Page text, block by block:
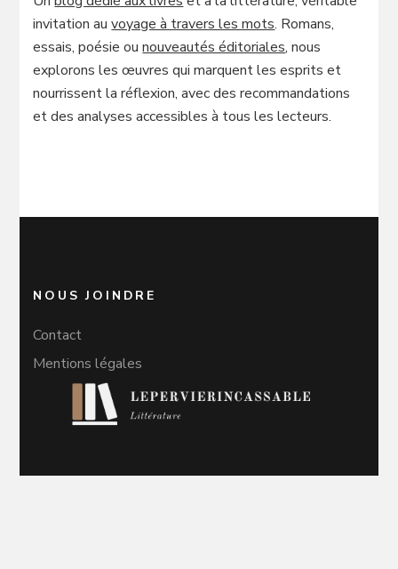
invitation auvoyage à travers les mots. Romans,
essais, poésie ounouveautés éditoriales, nous
explorons les œuvres qui marquent les esprits et
nourrissent la réflexion, avec des recommandations
et des analyses accessibles à tous les lecteurs.
NOUS JOINDRE
Contact
Mentions légales